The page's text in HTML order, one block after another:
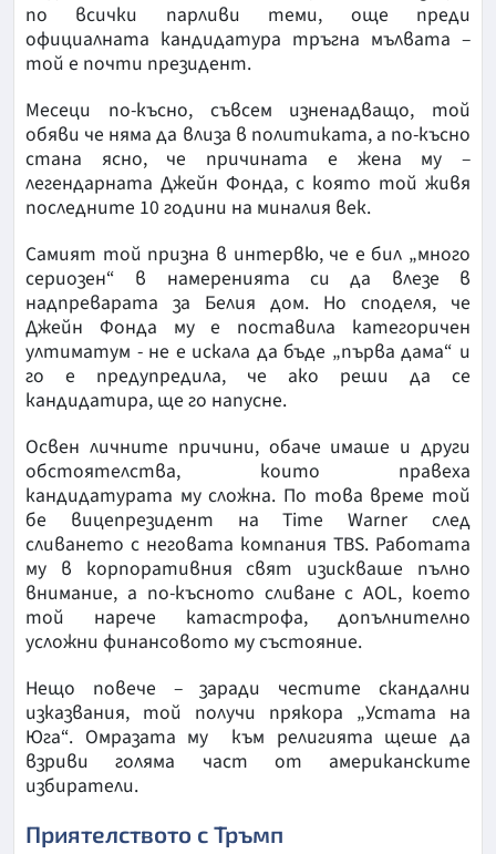
по всички парливи теми, още преди
официалната кандидатура тръгна мълвата –
той е почти президент.
Месеци по-късно, съвсем изненадващо, той
обяви че няма да влиза в политиката, а по-късно
стана ясно, че причината е жена му –
легендарната Джейн Фонда, с която той живя
последните 10 години на миналия век.
Самият той призна в интервю, че е бил „много
сериозен“ в намеренията си да влезе в
надпреварата за Белия дом. Но споделя, че
Джейн Фонда му е поставила категоричен
ултиматум - не е искала да бъде „първа дама“ и
го е предупредила, че ако реши да се
кандидатира, ще го напусне.
Освен личните причини, обаче имаше и други
обстоятелства, които правеха
кандидатурата му сложна. По това време той
бе вицепрезидент на Time Warner след
сливането с неговата компания TBS. Работата
му в корпоративния свят изискваше пълно
внимание, а по-късното сливане с AOL, което
той нарече катастрофа, допълнително
усложни финансовото му състояние.
Нещо повече – заради честите скандални
изказвания, той получи прякора „Устата на
Юга“. Омразата му към религията щеше да
взриви голяма част от американските
избиратели.
Приятелството с Тръмп